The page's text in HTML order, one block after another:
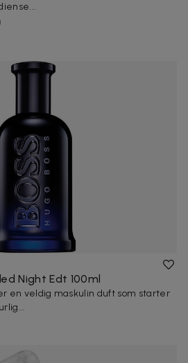
Night Edt 100ml
en veldig maskulin duft som starter